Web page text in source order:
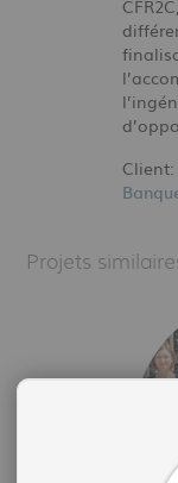
Client:
Projets